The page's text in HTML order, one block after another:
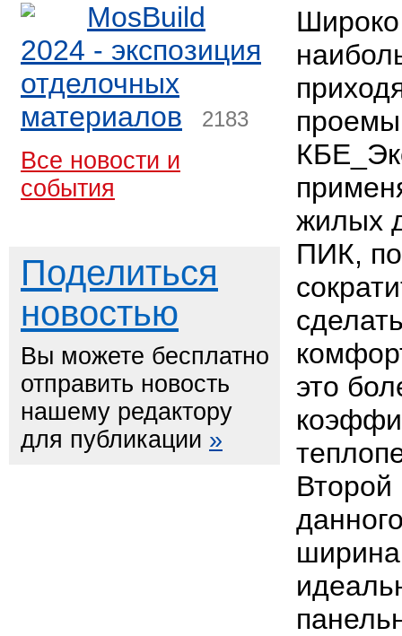
MosBuild
2024 - экспозиция
отделочных
материалов
2183
Все новости и
события
Поделиться
новостью
Вы можете бесплатно
отправить новость
нашему редактору
для публикации »
Широко
жилых
ПИК,
это
Второй